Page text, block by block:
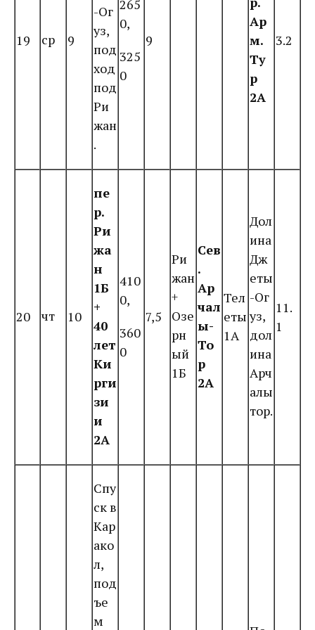
19 ср 9
-Ог
уз,
под
ход
под
Ри
жан
.
265
0,
325
0
9
Ар
м.
Ту
р
2А
3.2
20 чт 10
пе
р.
Ри
жа
н
1Б
+
40
лет
Ки
рги
зи
и
2А
410
0,
360
0
7,5
Ри
жан
+
Озе
рн
ый
1Б
Сев
.
Ар
чал
ы-
То
р
2А
Тел
еты
1А
Дол
ина
Дж
еты
-Ог
уз,
дол
ина
Арч
алы
тор.
11.
1
Спу
ск в
Кар
ако
л,
под
ъе
м